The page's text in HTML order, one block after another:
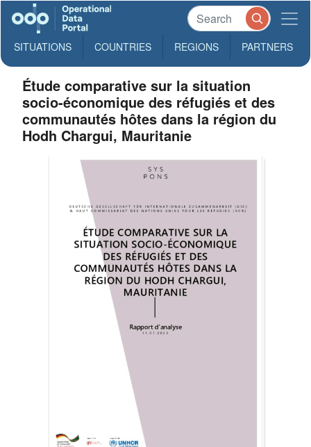
SITUATIONS COUNTRIES REGIONS PARTNERS
Étude comparative sur la situation
socio-économique des réfugiés et des
communautés hôtes dans la région du
Hodh Chargui, Mauritanie